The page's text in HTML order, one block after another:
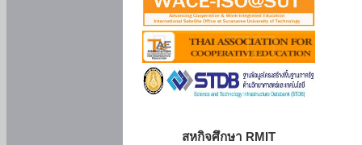
สหกิจศึกษา RMIT